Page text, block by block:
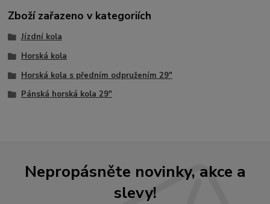
Zboží zařazeno v kategoriích
Jízdní kola
Horská kola
Horská kola s předním odpružením 29"
Pánská horská kola 29"
Nepropásněte novinky, akce a
slevy!